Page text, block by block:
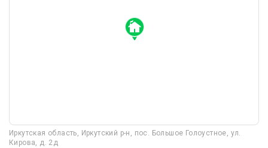
Иркутская область, Иркутский р-н, пос. Большое Голоустное, ул.
Кирова, д. 2д